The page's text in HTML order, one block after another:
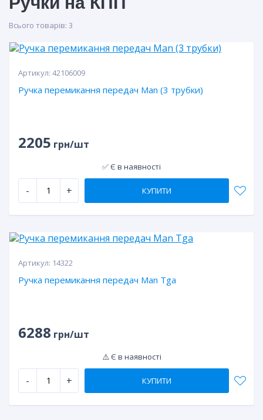
Всього товарів: 3
Артикул: 42106009
Ручка перемикання передач Man (3 трубки)
2205 грн/шт
✅ Є в наявності
- + КУПИТИ
Артикул: 14322
Ручка перемикання передач Man Tga
6288 грн/шт
⚠️ Є в наявності
- + КУПИТИ